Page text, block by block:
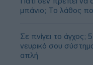
μπάνιο; Το λάθος
Σε πνίγει το άγχος;
νευρικό σου
απλή